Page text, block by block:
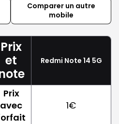
Comparer un autre
mobile
Prix
et
Redmi Note 14 5G
Prix
avec
1€